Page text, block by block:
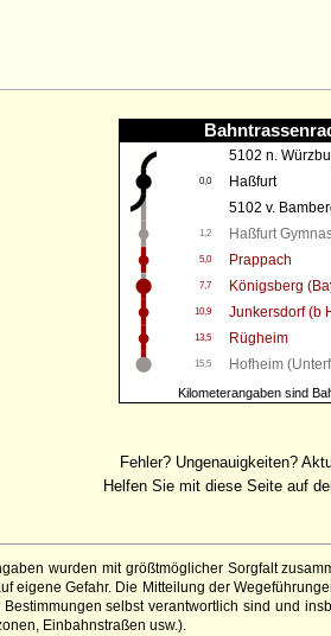
5102 n.
0,0
Haßfurt
5102 v.
1,2 Haßfurt
5,0 Prappach
7,7 Königsberg
10,9 Junkersdorf (b
13,5 Rügheim
15,5 Hofheim
Kilometerangaben sind
Fehler? Ungenauigkeiten?
Helfen Sie mit diese Seite auf
wurden mit größtmöglicher Sorgfalt
eigene Gefahr. Die Mitteilung der
selbst verantwortlich sind und
Einbahnstraßen usw.).